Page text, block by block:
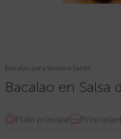
Bacalao para Semana Santa
Bacalao en Salsa
Plato principal